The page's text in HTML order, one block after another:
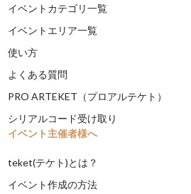
イベントカテゴリ一覧
イベントエリア一覧
使い方
よくある質問
PRO ARTEKET（プロアルテケト）
シリアルコード受け取り
イベント主催者様へ
teket(テケト)とは？
イベント作成の方法